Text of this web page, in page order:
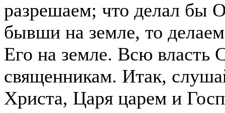
разрешаем; что делал бы
бывши на земле, то
Его на земле. Всю власть
священникам. Итак,
Христа, Царя царем и